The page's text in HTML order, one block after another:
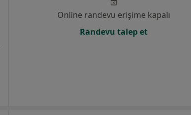
Online randevu erişime kapalı
Randevu talep et